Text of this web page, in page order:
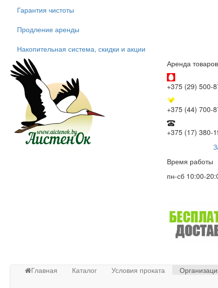
Гарантия чистоты
Продление аренды
Накопительная система, скидки и акции
Аренда
+375 (29) 500-
+375 (44) 700-
+375 (17) 380-
Время работы
пн-сб 10:00-
Главная Каталог Условия проката